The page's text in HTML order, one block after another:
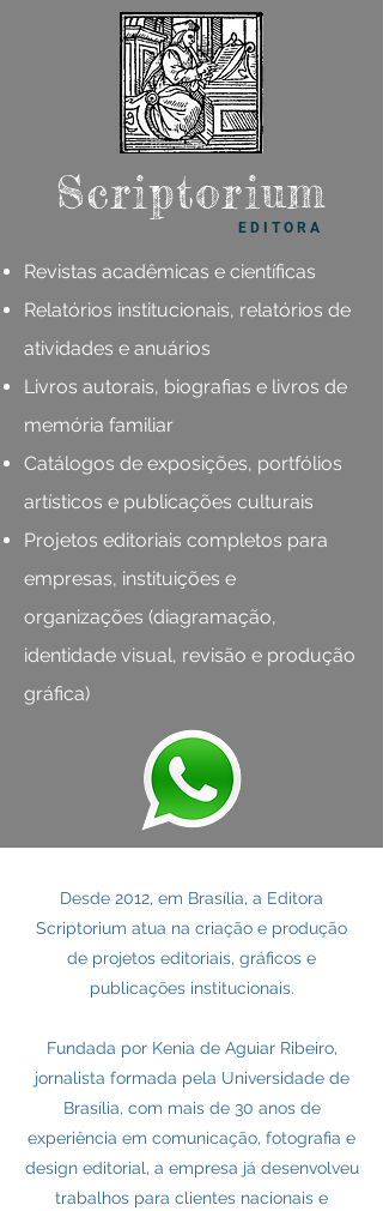
Scriptorium
E D I T O R A
Revistas acadêmicas e científicas
Relatórios institucionais, relatórios de
atividades e anuários
Livros autorais, biografias e livros de
memória familiar
Catálogos de exposições, portfólios
artísticos e publicações culturais
Projetos editoriais completos para
empresas, instituições e
organizações (diagramação,
identidade visual, revisão e produção
gráfica)
Desde 2012, em Brasília, a Editora
Scriptorium atua na criação e produção
de projetos editoriais, gráficos e
publicações institucionais.
Fundada por Kenia de Aguiar Ribeiro,
jornalista formada pela Universidade de
Brasília, com mais de 30 anos de
experiência em comunicação, fotografia e
design editorial, a empresa já desenvolveu
trabalhos para clientes nacionais e